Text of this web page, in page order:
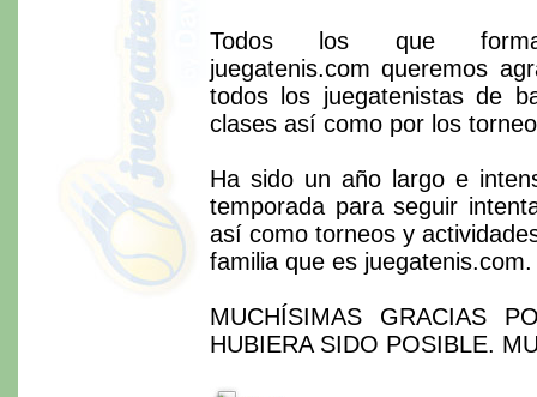
Todos los que
juegatenis.com queremos
todos los juegatenistas de
clases así como por los
Ha sido un año largo e
temporada para seguir
así como torneos y
familia que es
MUCHÍSIMAS GRACIAS
HUBIERA SIDO POSIBLE.